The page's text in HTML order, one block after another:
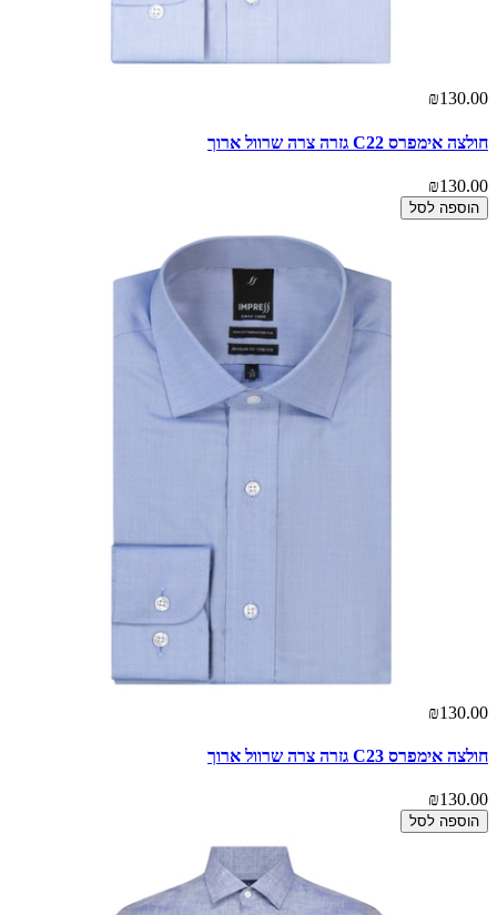
₪130.00
חולצה אימפרס C22 גזרה צרה שרוול ארוך
₪130.00
הוספה לסל
₪130.00
חולצה אימפרס C23 גזרה צרה שרוול ארוך
₪130.00
הוספה לסל